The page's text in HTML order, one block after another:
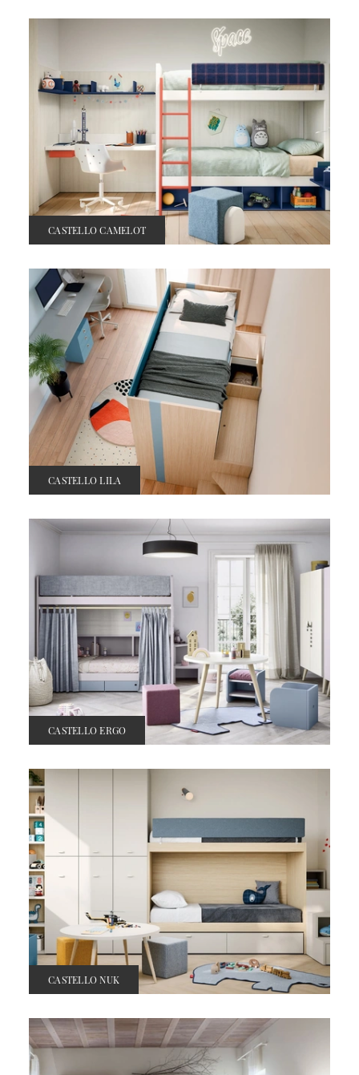
CASTELLO CAMELOT
CASTELLO LILA
CASTELLO ERGO
CASTELLO NUK